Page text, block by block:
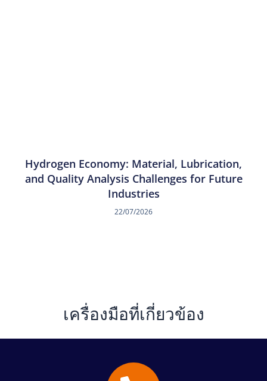
Hydrogen Economy: Material, Lubrication,
and Quality Analysis Challenges for Future
Industries
22/07/2026
เครื่องมือที่เกี่ยวข้อง